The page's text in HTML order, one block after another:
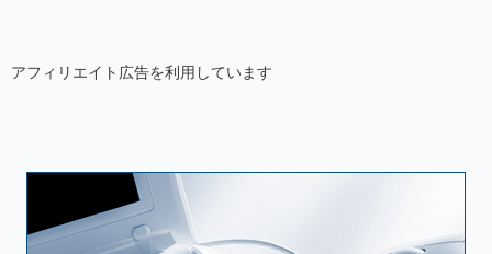
アフィリエイト広告を利用しています